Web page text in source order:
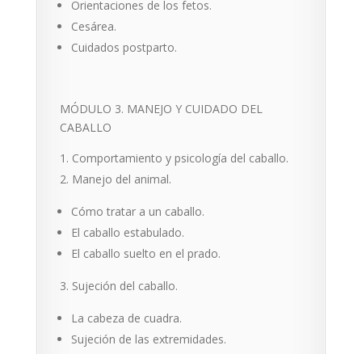
Orientaciones de los fetos.
Cesárea.
Cuidados postparto.
MÓDULO 3. MANEJO Y CUIDADO DEL
CABALLO
Comportamiento y psicología del caballo.
Manejo del animal.
Cómo tratar a un caballo.
El caballo estabulado.
El caballo suelto en el prado.
Sujeción del caballo.
La cabeza de cuadra.
Sujeción de las extremidades.